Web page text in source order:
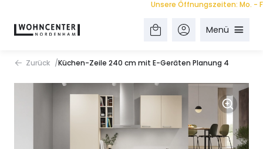
Unsere Öffnungszeiten: Mo. - Fr.
Menü
Zurück Küchen-Zeile 240 cm mit E-Geräten Planung 4